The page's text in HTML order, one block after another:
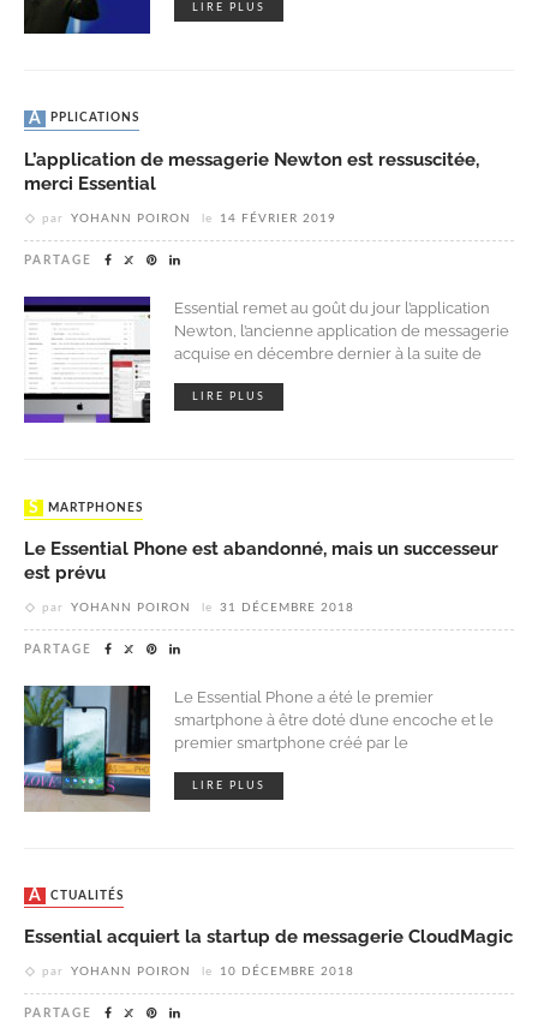
LIRE PLUS
APPLICATIONS
L’application de messagerie Newton est ressuscitée,
merci Essential
par YOHANN POIRON le 14 FÉVRIER 2019
PARTAGE
Essential remet au goût du jour l’application
Newton, l’ancienne application de messagerie
acquise en décembre dernier à la suite de
LIRE PLUS
SMARTPHONES
Le Essential Phone est abandonné, mais un successeur
est prévu
par YOHANN POIRON le 31 DÉCEMBRE 2018
PARTAGE
Le Essential Phone a été le premier
smartphone à être doté d’une encoche et le
premier smartphone créé par le
LIRE PLUS
ACTUALITÉS
Essential acquiert la startup de messagerie CloudMagic
par YOHANN POIRON le 10 DÉCEMBRE 2018
PARTAGE